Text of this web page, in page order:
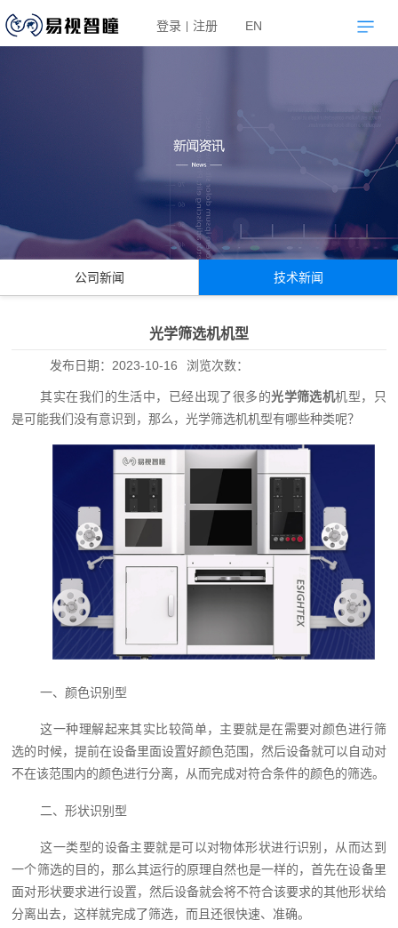
登录 注册 EN
公司新闻 技术新闻
光学筛选机机型
发布日期： 2023-10-16 浏览次数：
其实在我们的生活中，已经出现了很多的光学筛选机机型，只
是可能我们没有意识到，那么，光学筛选机机型有哪些种类呢？
一、颜色识别型
这一种理解起来其实比较简单，主要就是在需要对颜色进行筛
选的时候，提前在设备里面设置好颜色范围，然后设备就可以自动对
不在该范围内的颜色进行分离，从而完成对符合条件的颜色的筛选。
二、形状识别型
这一类型的设备主要就是可以对物体形状进行识别，从而达到
一个筛选的目的，那么其运行的原理自然也是一样的，首先在设备里
面对形状要求进行设置，然后设备就会将不符合该要求的其他形状给
分离出去，这样就完成了筛选，而且还很快速、准确。